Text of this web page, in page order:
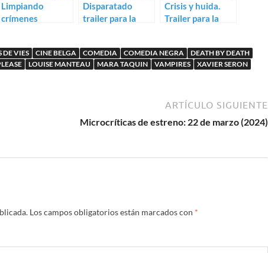
Limpiando
crímenes
du mois
Disparatado
trailer para la
Crisis y huida.
Trailer para la
DE VIES CINE BELGA COMEDIA COMEDIA NEGRA
DEATH BY DEATH
LOUISE MANTEAU MARA TAQUIN VAMPIRES XAVIER SERON
ARTÍCULO SIGUIENTE
Microcríticas de estreno: 22 de marzo (2024)
Los campos obligatorios están marcados con *